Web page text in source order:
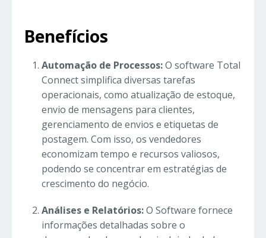
Benefícios
Automação de Processos:O software Total
Connect simplifica diversas tarefas
operacionais, como atualização de estoque,
envio de mensagens para clientes,
gerenciamento de envios e etiquetas de
postagem. Com isso, os vendedores
economizam tempo e recursos valiosos,
podendo se concentrar em estratégias de
crescimento do negócio.
Análises e Relatórios:O Software fornece
informações detalhadas sobre o